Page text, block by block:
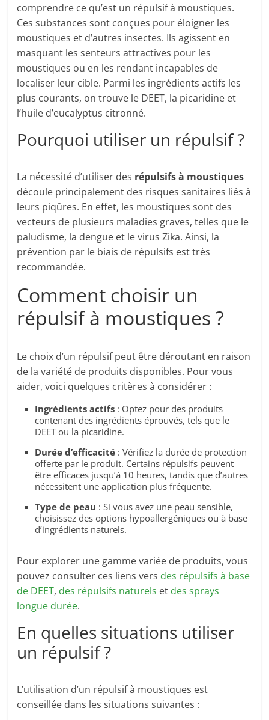
comprendre ce qu’est un répulsif à moustiques.
Ces substances sont conçues pour éloigner les
moustiques et d’autres insectes. Ils agissent en
masquant les senteurs attractives pour les
moustiques ou en les rendant incapables de
localiser leur cible. Parmi les ingrédients actifs les
plus courants, on trouve le DEET, la picaridine et
l’huile d’eucalyptus citronné.
Pourquoi utiliser un répulsif ?
La nécessité d’utiliser des répulsifs à moustiques
découle principalement des risques sanitaires liés à
leurs piqûres. En effet, les moustiques sont des
vecteurs de plusieurs maladies graves, telles que le
paludisme, la dengue et le virus Zika. Ainsi, la
prévention par le biais de répulsifs est très
recommandée.
Comment choisir un
répulsif à moustiques ?
Le choix d’un répulsif peut être déroutant en raison
de la variété de produits disponibles. Pour vous
aider, voici quelques critères à considérer :
Ingrédients actifs : Optez pour des produits
contenant des ingrédients éprouvés, tels que le
DEET ou la picaridine.
Durée d’efficacité : Vérifiez la durée de protection
offerte par le produit. Certains répulsifs peuvent
être efficaces jusqu’à 10 heures, tandis que d’autres
nécessitent une application plus fréquente.
Type de peau : Si vous avez une peau sensible,
choisissez des options hypoallergéniques ou à base
d’ingrédients naturels.
Pour explorer une gamme variée de produits, vous
pouvez consulter ces liens vers des répulsifs à base
de DEET, des répulsifs naturels et des sprays
longue durée.
En quelles situations utiliser
un répulsif ?
L’utilisation d’un répulsif à moustiques est
conseillée dans les situations suivantes :